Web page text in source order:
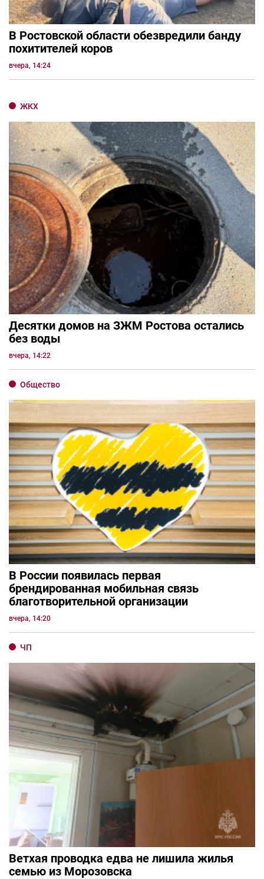
В Ростовской области обезвредили банду
похитителей коров
вчера, 14:24
ЖКХ
Десятки домов на ЗЖМ Ростова остались
без воды
вчера, 14:22
Общество
В России появилась первая
брендированная мобильная связь
благотворительной организации
вчера, 14:20
ЧП
Ветхая проводка едва не лишила жилья
семью из Морозовска